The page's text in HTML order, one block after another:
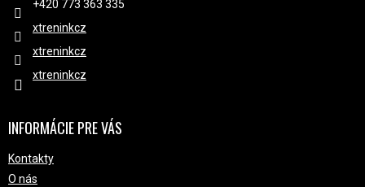
+420 ‭773 363 335
xtreninkcz
xtreninkcz
xtreninkcz
INFORMÁCIE PRE VÁS
Kontakty
O nás